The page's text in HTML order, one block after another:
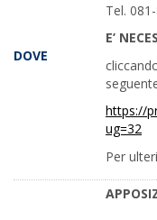
DOVE
Tel.
E’
https://
ug=32
Per